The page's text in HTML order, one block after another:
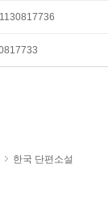
한국 단편소설